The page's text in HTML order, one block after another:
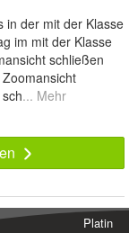
in der mit der Klasse
im mit der Klasse
schließen
... Mehr
Platin